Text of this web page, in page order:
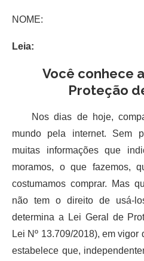
NOME:
Leia:
Você conhece
Proteção
Nos dias de hoje,
mundo pela internet. Sem
muitas informações que
moramos, o que fazemos,
costumamos comprar. Mas
não tem o direito de usá-
determina a Lei Geral de
Lei Nº 13.709/2018), em
estabelece que,